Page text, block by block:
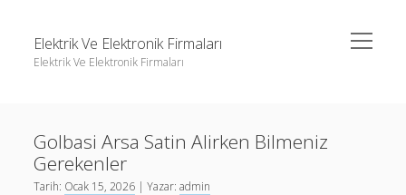
Elektrik Ve Elektronik Firmaları
Elektrik Ve Elektronik Firmaları
menüyü
aç
Instagram Beğeni Hilesi Bedava Şifresiz
Instagram Gizli Hesap Görme Forumu
Igtv Yorum Çoğaltma Ücretsiz
Golbasi Arsa Satin Alirken Bilmeniz
Gerekenler
Tarih: Ocak 15, 2026 | Yazar:admin